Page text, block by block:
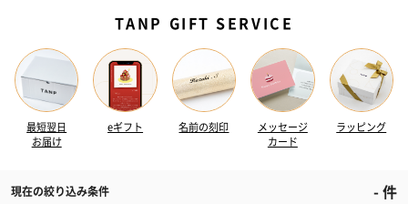
TANP GIFT SERVICE
最短翌日
お届け
eギフト 名前の刻印
メッセージ
カード
ラッピング
現在の絞り込み条件 -件